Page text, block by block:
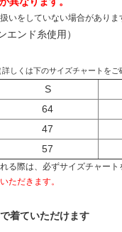
いをしていない場合があり
エンド糸使用）
詳しくは下のサイズチャートを
S
64
47
57
る際は、必ずサイズチャート
ただきます。
着ていただけます